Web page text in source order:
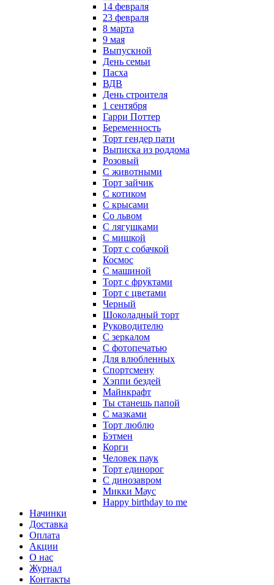
14 февраля
23 февраля
8 марта
9 мая
Выпускной
День семьи
Пасха
ВДВ
День строителя
1 сентября
Гарри Поттер
Беременность
Торт гендер пати
Выписка из роддома
Розовый
С животными
Торт зайчик
С котиком
С крысами
Со львом
С лягушками
С мишкой
Торт с собачкой
Космос
С машиной
Торт с фруктами
Торт с цветами
Черный
Шоколадный торт
Руководителю
С зеркалом
С фотопечатью
Для влюбленных
Спортсмену
Хэппи бездей
Майнкрафт
Ты станешь папой
С мазками
Торт люблю
Бэтмен
Корги
Человек паук
Торт единорог
С динозавром
Микки Маус
Happy birthday to me
Начинки
Доставка
Оплата
Акции
О нас
Журнал
Контакты